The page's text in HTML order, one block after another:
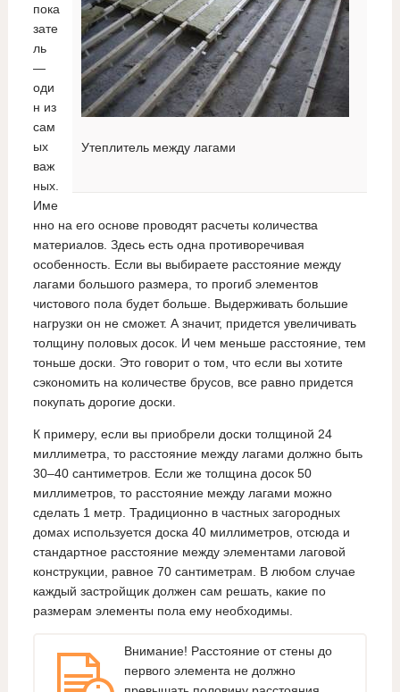
Утеплитель между лагами
пока
зате
ль
—
оди
н из
сам
ых
важ
ных.
Име
нно на его основе проводят расчеты количества
материалов. Здесь есть одна противоречивая
особенность. Если вы выбираете расстояние между
лагами большого размера, то прогиб элементов
чистового пола будет больше. Выдерживать большие
нагрузки он не сможет. А значит, придется увеличивать
толщину половых досок. И чем меньше расстояние, тем
тоньше доски. Это говорит о том, что если вы хотите
сэкономить на количестве брусов, все равно придется
покупать дорогие доски.
К примеру, если вы приобрели доски толщиной 24
миллиметра, то расстояние между лагами должно быть
30–40 сантиметров. Если же толщина досок 50
миллиметров, то расстояние между лагами можно
сделать 1 метр. Традиционно в частных загородных
домах используется доска 40 миллиметров, отсюда и
стандартное расстояние между элементами лаговой
конструкции, равное 70 сантиметрам. В любом случае
каждый застройщик должен сам решать, какие по
размерам элементы пола ему необходимы.
Внимание! Расстояние от стены до
первого элемента не должно